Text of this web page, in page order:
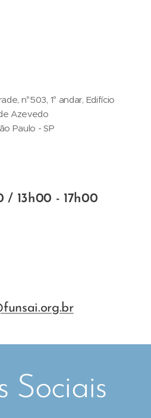
n°503, 1° andar, Edifício
Azevedo
Paulo - SP
/ 13h00 - 17h00
Sociais